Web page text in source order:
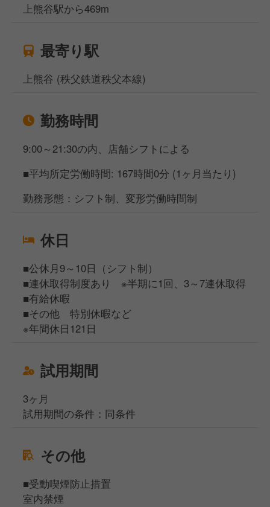
上熊谷駅から469m
最寄り駅
上熊谷 (秩父鉄道秩父本線)
勤務時間
9:00～21:30の内、店舗シフトによる
■平均所定労働時間: 167時間0分 (1ヶ月当たり)
勤務形態：シフト制、変形労働時間制
休日
■公休月9～10日（シフト制）
■連休取得制度あり ※半期に1回、3～7連休取得
■有給休暇
■その他 特別休暇など
※年間休日121日
試用期間
3ヶ月
試用期間の条件：同条件
その他
■受動喫煙防止措置
室内禁煙